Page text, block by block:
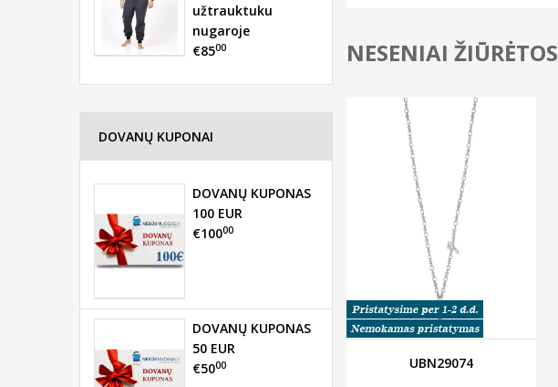
NESENIAI ŽIŪRĖTOS
UBN29074
užtrauktuku
nugaroje
€8500
DOVANŲ KUPONAI
DOVANŲ KUPONAS
100 EUR
€10000
DOVANŲ KUPONAS
50 EUR
€5000